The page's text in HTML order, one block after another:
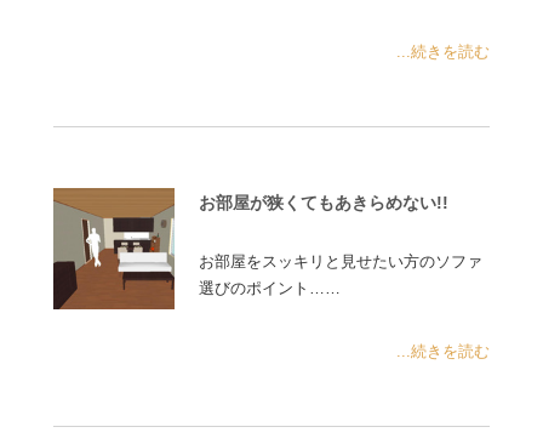
...続きを読む
お部屋が狭くてもあきらめない!!
お部屋をスッキリと見せたい方のソファ
選びのポイント……
...続きを読む